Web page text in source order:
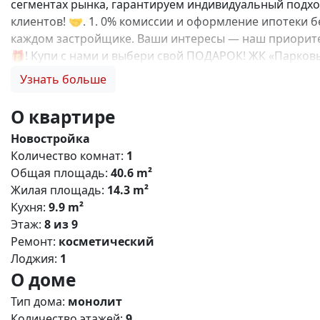
сегментах рынка, гарантируем индивидуальный
клиентов! 🤝. 1. 0% комиссии и оформление ипотеки
каждом застройщике. Ваши интересы — наш
🎁! Купи с нами и выбери свой ПОДАРОК! ЖК
комплекс сочетает в себе строгие формы,
крымской столицы и спокойным ритмом уютного
площадки; Двор без машин; Кладовки для хранения
индивидуальное газовое отопление и остекление
Детский сад и школы; Остановки общественного
Поликлиника; Торговый центр; До центра г.
Беспроцентная рассрочка от застройщика;
подберем лучший вариант именно для вас! N4778
Узнать больше
О квартире
Новостройка
Количество комнат: 1
Общая площадь: 40.6 m²
Жилая площадь: 14.3 m²
Кухня: 9.9 m²
Этаж: 8 из 9
Ремонт: косметический
Лоджия: 1
О доме
Тип дома: монолит